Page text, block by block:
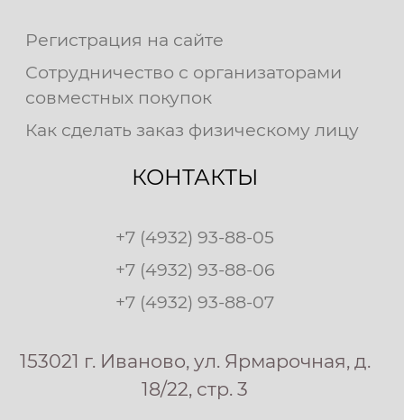
Регистрация на сайте
Сотрудничество с организаторами
совместных покупок
Как сделать заказ физическому лицу
КОНТАКТЫ
+7 (4932) 93-88-05
+7 (4932) 93-88-06
+7 (4932) 93-88-07
153021 г. Иваново, ул. Ярмарочная, д.
18/22, стр. 3